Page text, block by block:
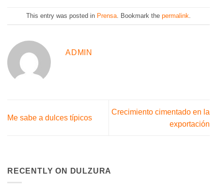
This entry was posted in Prensa . Bookmark the permalink
ADMIN
Me sabe a dulces típicos
Crecimiento cimentado en la
exportación
RECENTLY ON DULZURA